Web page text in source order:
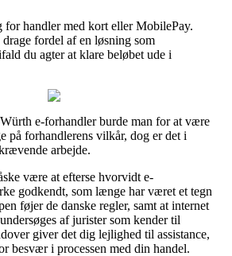
for handler med kort eller MobilePay.
fordel af en løsning som
du agter at klare beløbet ude i
e-forhandler burde man for at være
på forhandlerens vilkår, dog er det i
arbejde.
være at efterse hvorvidt e-
godkendt, som længe har været et tegn
føjer de danske regler, samt at internet
af jurister som kender til
giver det dig lejlighed til assistance,
besvær i processen med din handel.